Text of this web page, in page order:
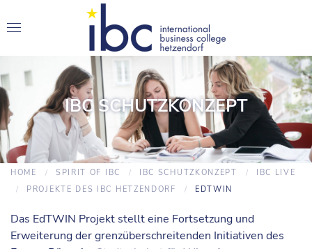
IBC SCHUTZKONZEPT
HOME SPIRIT OF IBC IBC SCHUTZKONZEPT
IBC LIVE
PROJEKTE DES IBC HETZENDORF
EDTWIN
Das EdTWIN Projekt stellt eine Fortsetzung und
Erweiterung der grenzüberschreitenden Initiativen des